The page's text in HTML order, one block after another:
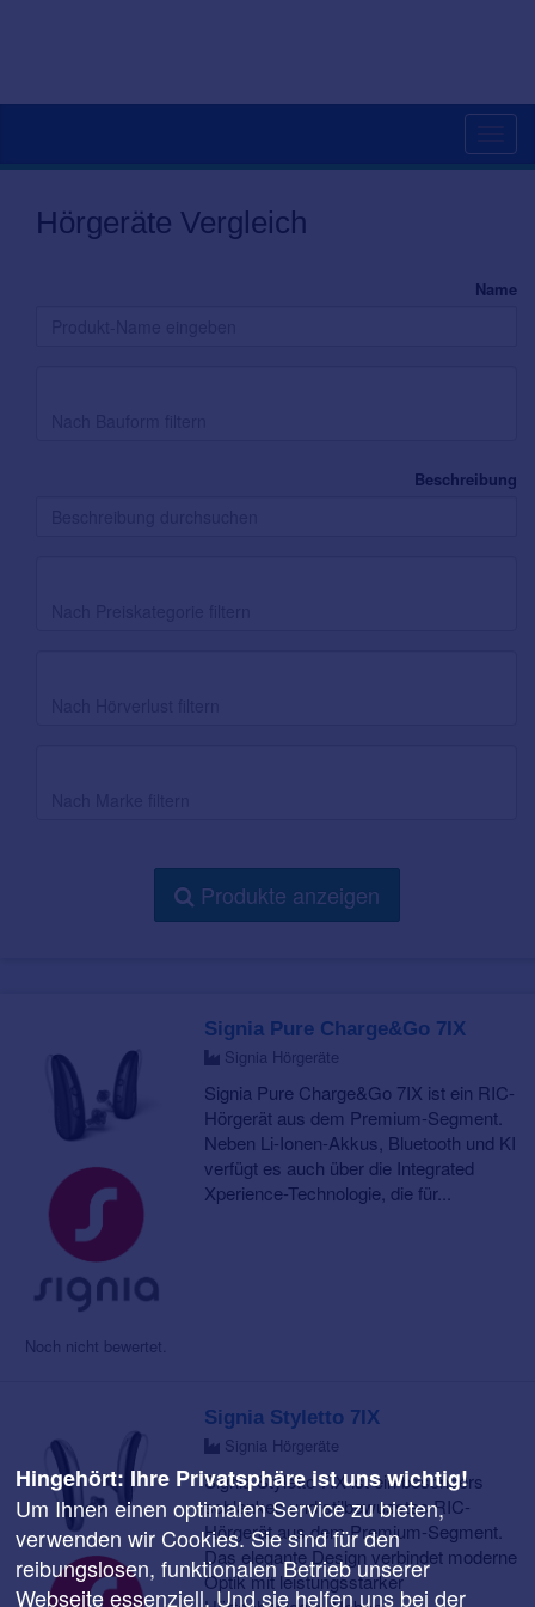
Hörgeräte Vergleich
Name
Beschreibung
Produkte anzeigen
Noch nicht bewertet.
Signia Pure Charge&Go 7IX
Signia Hörgeräte
Signia Pure Charge&Go 7IX ist ein RIC-
Hörgerät aus dem Premium-Segment.
Neben Li-Ionen-Akkus, Bluetooth und KI
verfügt es auch über die Integrated
Xperience-Technologie, die für...
Signia Styletto 7IX
Signia Hörgeräte
Signia Styletto 7IX ist ein besonders
schlankes und stilbewusstes RIC-
Hörgerät aus dem Premium-Segment.
Das elegante Design verbindet moderne
Optik mit leistungsstarker
Hingehört: Ihre Privatsphäre ist uns wichtig!
Um Ihnen einen optimalen Service zu bieten,
verwenden wir Cookies. Sie sind für den
reibungslosen, funktionalen Betrieb unserer
Webseite essenziell. Und sie helfen uns bei der